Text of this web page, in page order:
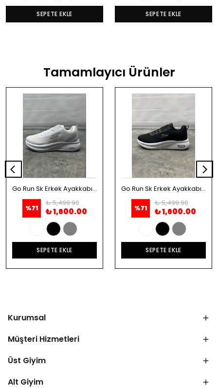
SEPETE EKLE SEPETE EKLE
Tamamlayıcı Ürünler
Go Run Sk Erkek Ayakkabı - Beyaz
%71
₺ 5,499.90
₺ 1,600.00
SEPETE EKLE
Go Run Sk Erkek Ayakkabı - Siyah
%71
₺ 5,499.90
₺ 1,600.00
SEPETE EKLE
Kurumsal
Müşteri Hizmetleri
Üst Giyim
Alt Giyim